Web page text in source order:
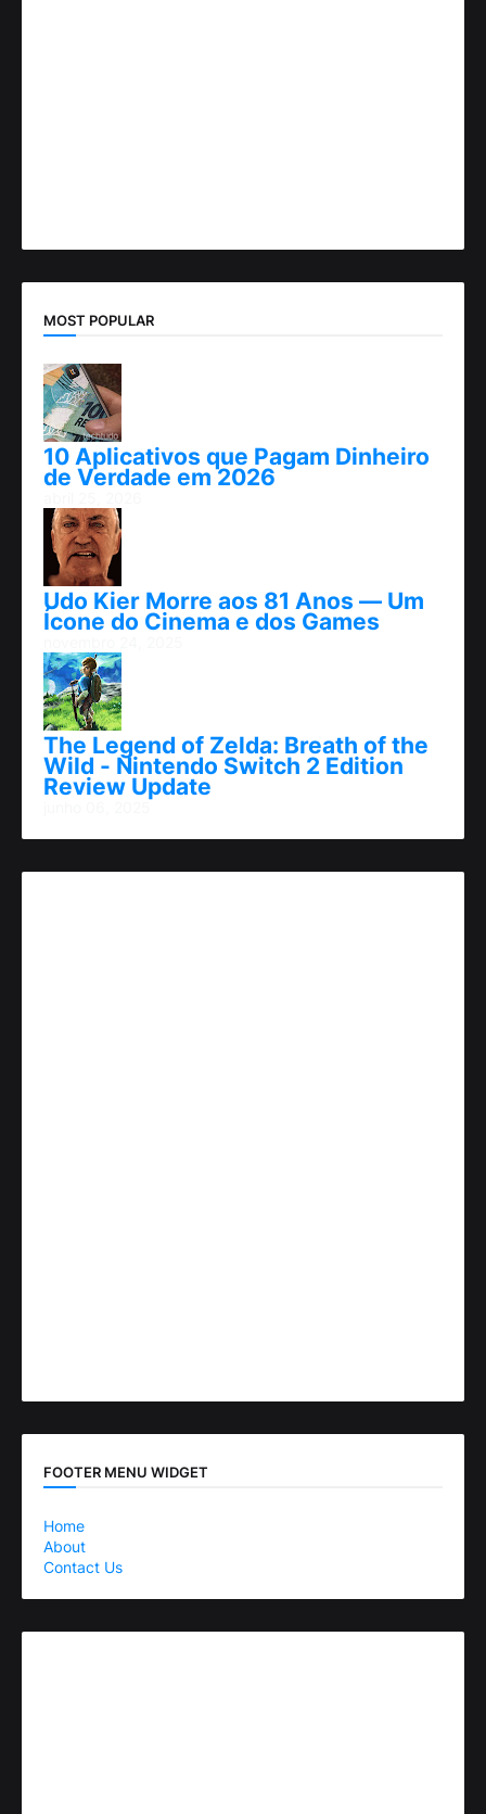
MOST POPULAR
10 Aplicativos que Pagam Dinheiro
de Verdade em 2026
Udo Kier Morre aos 81 Anos — Um
Ícone do Cinema e dos Games
The Legend of Zelda: Breath of the
Wild - Nintendo Switch 2 Edition
Review Update
FOOTER MENU WIDGET
Home
About
Contact Us